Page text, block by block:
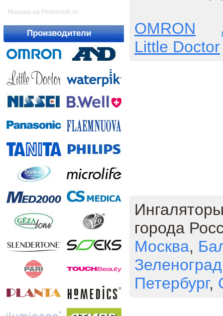
Реклама на FineHealth.ru:
Производители OMRON
Little Doctor
города
Москва,
Зеленоград
Петербург,